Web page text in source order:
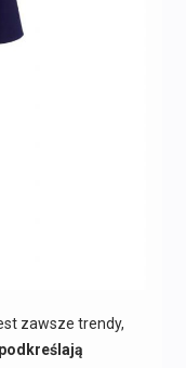
zawsze trendy,